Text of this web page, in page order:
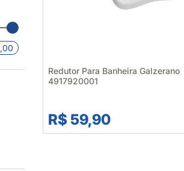
Redutor Para Banheira Galzerano
4917920001
R$ 59,90